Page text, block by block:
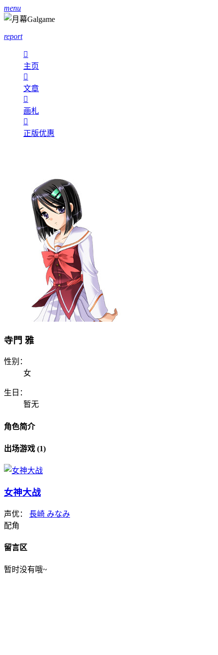
menu
report

主页

文章

画札

正版优惠
寺門 雅
性别：
女
生日：
暂无
角色简介
出场游戏 (1)
女神大战
声优： 長崎 みなみ
配角
留言区
暂时没有哦~